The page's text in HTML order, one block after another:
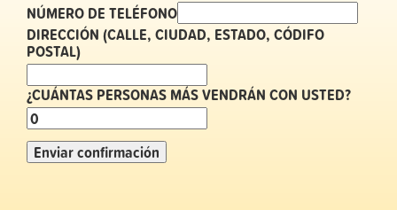
NÚMERO DE TELÉFONO
DIRECCIÓN (CALLE, CIUDAD, ESTADO, CÓDIFO
POSTAL)
¿CUÁNTAS PERSONAS MÁS VENDRÁN CON USTED?